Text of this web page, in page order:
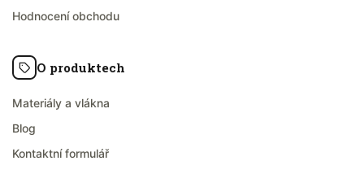
Hodnocení obchodu
O produktech
Materiály a vlákna
Blog
Kontaktní formulář